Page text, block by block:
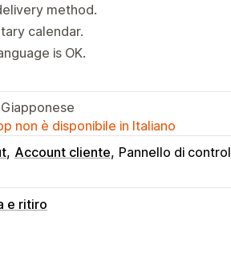
method.
calendar.
is OK.
non è disponibile in Italiano
Account cliente Pannello di
e ritiro